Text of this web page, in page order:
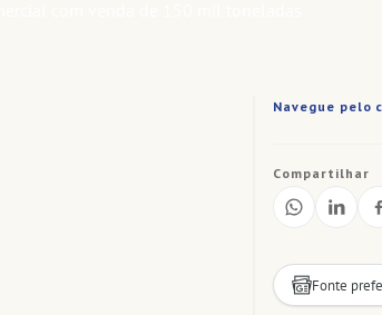
Navegue pelo
Compartilhar
Fonte